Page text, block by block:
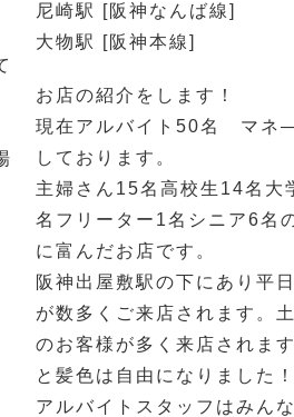
尼崎駅 [阪神なんば線]
大物駅 [阪神本線]
お店の紹介をします！
現在アルバイト50名 マネ
しております。
主婦さん15名高校生14名大
名フリーター1名シニア6名
に富んだお店です。
阪神出屋敷駅の下にあり平
が数多くご来店されます。
のお客様が多く来店されま
と髪色は自由になりました
アルバイトスタッフはみん